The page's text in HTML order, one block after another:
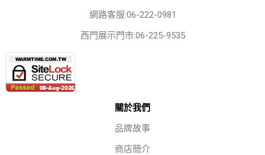
網路客服:06-222-0981
西門展示門市:06-225-9535
關於我們
品牌故事
商店簡介